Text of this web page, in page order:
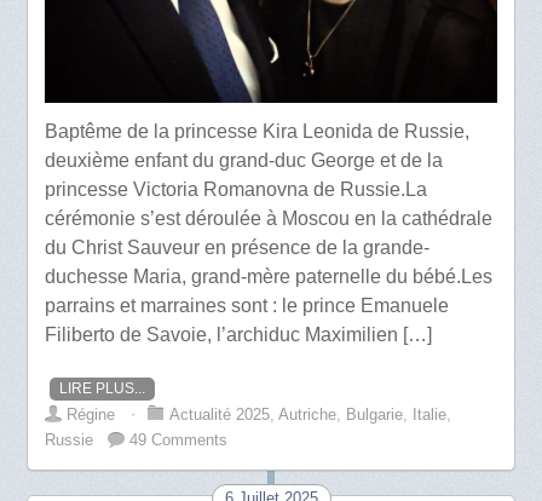
Baptême de la princesse Kira Leonida de Russie,
deuxième enfant du grand-duc George et de la
princesse Victoria Romanovna de Russie.La
cérémonie s’est déroulée à Moscou en la cathédrale
du Christ Sauveur en présence de la grande-
duchesse Maria, grand-mère paternelle du bébé.Les
parrains et marraines sont : le prince Emanuele
Filiberto de Savoie, l’archiduc Maximilien […]
LIRE PLUS...
Régine ⋅ Actualité 2025,Autriche, Bulgarie, Italie,
Russie
49 Comments